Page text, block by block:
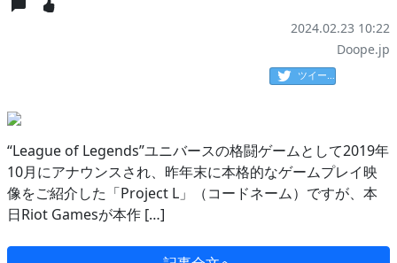
2024.02.23 10:22
Doope.jp
ツイート
“League of Legends”ユニバースの格闘ゲームとして2019年
10月にアナウンスされ、昨年末に本格的なゲームプレイ映
像をご紹介した「Project L」（コードネーム）ですが、本
日Riot Gamesが本作 […]